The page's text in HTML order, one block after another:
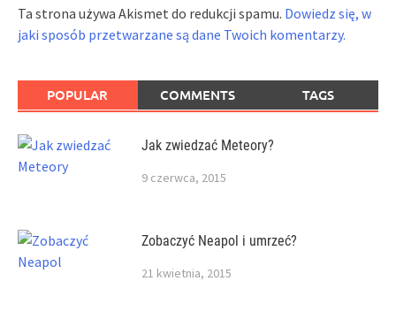
Ta strona używa Akismet do redukcji spamu. Dowiedz się, w
jaki sposób przetwarzane są dane Twoich komentarzy.
POPULAR COMMENTS TAGS
Jak zwiedzać Meteory?
9 czerwca, 2015
Zobaczyć Neapol i umrzeć?
21 kwietnia, 2015